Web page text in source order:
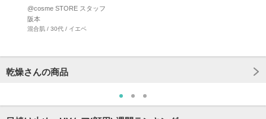
ランスの良い下地はこちらで…
@cosme STORE スタッフ
阪本
混合肌 / 30代 / イエベ
乾燥さんの商品